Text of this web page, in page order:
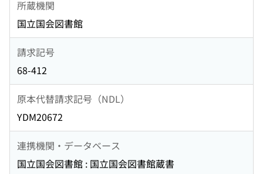
所蔵機関
国立国会図書館
請求記号
68-412
原本代替請求記号（NDL）
YDM20672
連携機関・データベース
国立国会図書館 : 国立国会図書館蔵書